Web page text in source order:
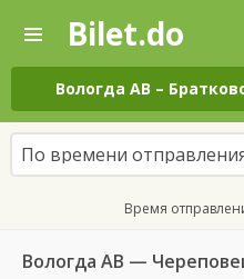
—
Поиск
и
покупка
билетов
на
автобус
онлайн
Bilet.do
Вологда АВ –
По времени
Время
Вологда АВ —